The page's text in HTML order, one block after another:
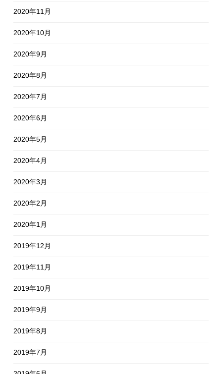
2020年11月
2020年10月
2020年9月
2020年8月
2020年7月
2020年6月
2020年5月
2020年4月
2020年3月
2020年2月
2020年1月
2019年12月
2019年11月
2019年10月
2019年9月
2019年8月
2019年7月